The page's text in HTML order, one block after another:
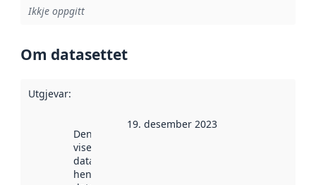
Ikkje oppgitt
Om datasettet
Utgjevar:
Denne datoen
viser når
datasettet vart
henta inn av
19. desember 2023